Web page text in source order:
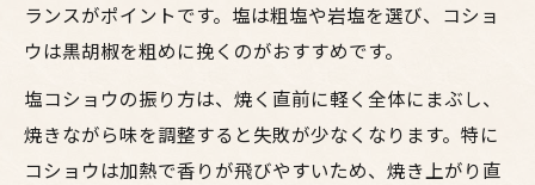
ランスがポイントです。塩は粗塩や岩塩を選び、コショ
ウは黒胡椒を粗めに挽くのがおすすめです。
塩コショウの振り方は、焼く直前に軽く全体にまぶし、
焼きながら味を調整すると失敗が少なくなります。特に
コショウは加熱で香りが飛びやすいため、焼き上がり直